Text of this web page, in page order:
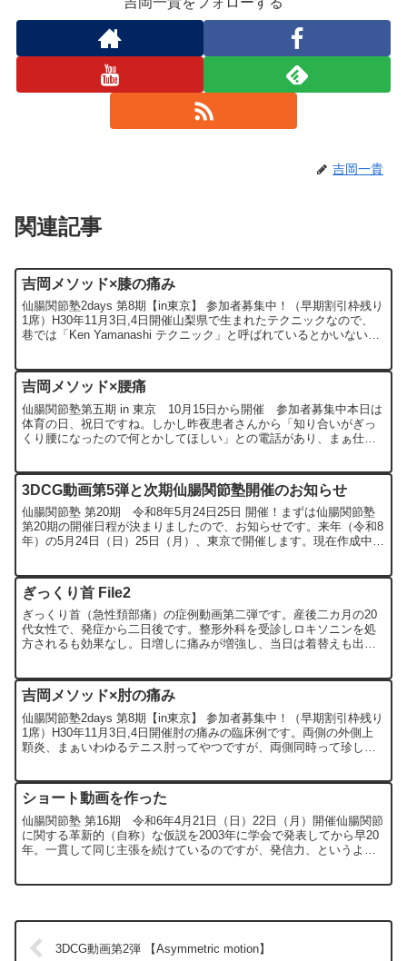
吉岡一貴
関連記事
吉岡メソッド×膝の痛み
仙腸関節塾2days 第8期【in東京】 参加者募集中！（早期割引枠残り
1席）H30年11月3日,4日開催山梨県で生まれたテクニックなので、
巷では「Ken Yamanashi テクニック」と呼ばれているとかいないと
吉岡メソッド×腰痛
仙腸関節塾第五期 in 東京 10月15日から開催 参加者募集中本日は
体育の日、祝日ですね。しかし昨夜患者さんから「知り合いがぎっ
くり腰になったので何とかしてほしい」との電話があり、まぁ仕方
3DCG動画第5弾と次期仙腸関節塾開催のお知らせ
仙腸関節塾 第20期 令和8年5月24日25日 開催！まずは仙腸関節塾
第20期の開催日程が決まりましたので、お知らせです。来年（令和8
年）の5月24日（日）25日（月）、東京で開催します。現在作成中の
ぎっくり首 File2
ぎっくり首（急性頚部痛）の症例動画第二弾です。産後二カ月の20
代女性で、発症から二日後です。整形外科を受診しロキソニンを処
方されるも効果なし。日増しに痛みが増強し、当日は着替えも出来
吉岡メソッド×肘の痛み
仙腸関節塾2days 第8期【in東京】 参加者募集中！（早期割引枠残り
1席）H30年11月3日,4日開催肘の痛みの臨床例です。両側の外側上
顆炎、まぁいわゆるテニス肘ってやつですが、両側同時って珍しい
ショート動画を作った
仙腸関節塾 第16期 令和6年4月21日（日）22日（月）開催仙腸関節
に関する革新的（自称）な仮説を2003年に学会で発表してから早20
年。一貫して同じ主張を続けているのですが、発信力、というより
3DCG動画第2弾 【Asymmetric motion】